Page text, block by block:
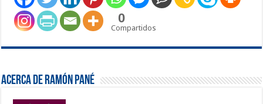
0
Compartidos
Acerca de Ramón Pané